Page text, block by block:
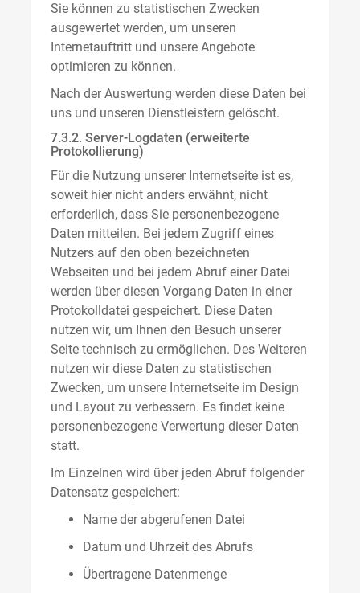
Sie können zu statistischen Zwecken
ausgewertet werden, um unseren
Internetauftritt und unsere Angebote
optimieren zu können.
Nach der Auswertung werden diese Daten bei
uns und unseren Dienstleistern gelöscht.
7.3.2. Server-Logdaten (erweiterte
Protokollierung)
Für die Nutzung unserer Internetseite ist es,
soweit hier nicht anders erwähnt, nicht
erforderlich, dass Sie personenbezogene
Daten mitteilen. Bei jedem Zugriff eines
Nutzers auf den oben bezeichneten
Webseiten und bei jedem Abruf einer Datei
werden über diesen Vorgang Daten in einer
Protokolldatei gespeichert. Diese Daten
nutzen wir, um Ihnen den Besuch unserer
Seite technisch zu ermöglichen. Des Weiteren
nutzen wir diese Daten zu statistischen
Zwecken, um unsere Internetseite im Design
und Layout zu verbessern. Es findet keine
personenbezogene Verwertung dieser Daten
statt.
Im Einzelnen wird über jeden Abruf folgender
Datensatz gespeichert:
Name der abgerufenen Datei
Datum und Uhrzeit des Abrufs
Übertragene Datenmenge